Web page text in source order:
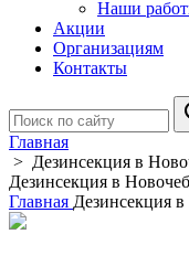
Наши
Акции
Организациям
Контакты
Главная
> Дезинсекция в
Дезинсекция в
Главная Дезинсекция